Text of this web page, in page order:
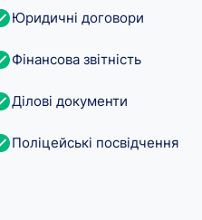
Юридичні договори
Фінансова звітність
Ділові документи
Поліцейські посвідчення